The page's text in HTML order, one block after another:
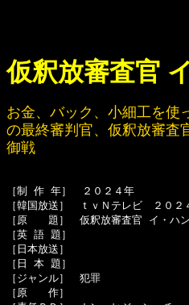
仮釈放審査官
お金、バック、小細工を使
の最終審判官、仮釈放審査
御戦
［制 作 年］　２０２４年
［韓国放送］　ｔｖＮテレビ　２０
［原　　題］　仮釈放審査官 イ・
［英 語 題］
［日本放送］
［日 本 題］
［ジャンル］　犯罪
［原　　作］